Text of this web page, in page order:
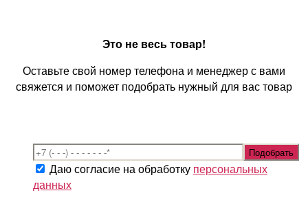
Это не весь товар!
Оставьте свой номер телефона и менеджер с вами
свяжется и поможет подобрать нужный для вас товар
Даю согласие на обработку персональных
данных